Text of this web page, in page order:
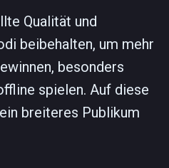
Qualität und
beibehalten, um mehr
besonders
spielen. Auf diese
breiteres Publikum